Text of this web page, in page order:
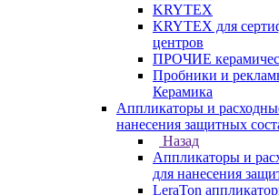
KRYTEX
KRYTEX для
центров
ПРОЧИЕ
Пробники и
Керамика
Аппликаторы и
нанесения защитных
Назад
Аппликаторы и
для нанесения
LeraTon